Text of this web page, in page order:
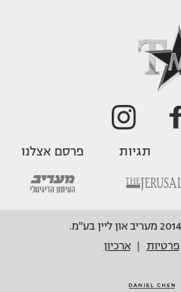
תגיות פרסם אצלנו
פרטיות ארכיון